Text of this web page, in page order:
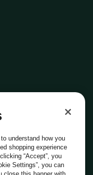
understand how you
shopping experience
“Accept”, you
Settings”, you can